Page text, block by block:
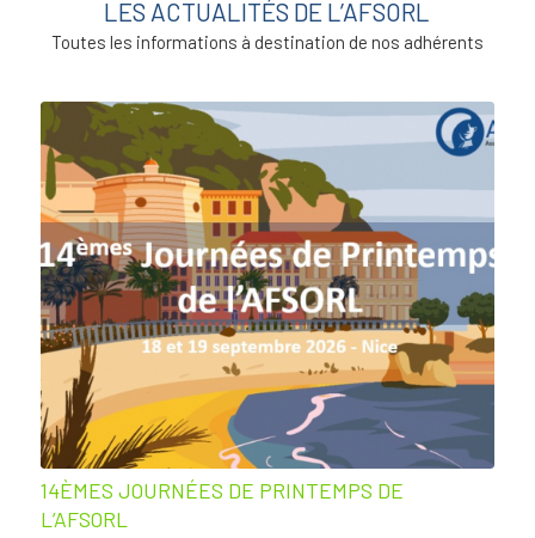
LES ACTUALITÉS DE L’AFSORL
Toutes les informations à destination de nos adhérents
14ÈMES JOURNÉES DE PRINTEMPS DE
L’AFSORL